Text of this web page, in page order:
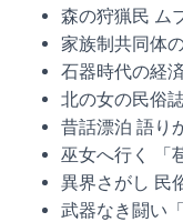
森の狩猟民 ム
家族制共同体
石器時代の経
北の女の民俗
昔話漂泊 語り
巫女へ行く 「
異界さがし 民
武器なき闘い